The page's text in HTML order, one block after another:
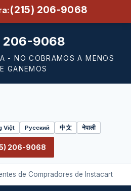
(215) 206-9068
206-9068
- NO COBRAMOS A MENOS
GANEMOS
Việt Русский 中文 नेपाली
206-9068
de Compradores de Instacart